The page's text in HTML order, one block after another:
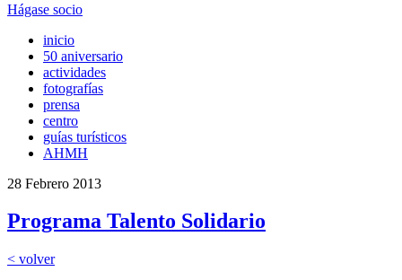
Hágase socio
inicio
50 aniversario
actividades
fotografías
prensa
centro
guías turísticos
AHMH
28 Febrero 2013
Programa Talento Solidario
< volver